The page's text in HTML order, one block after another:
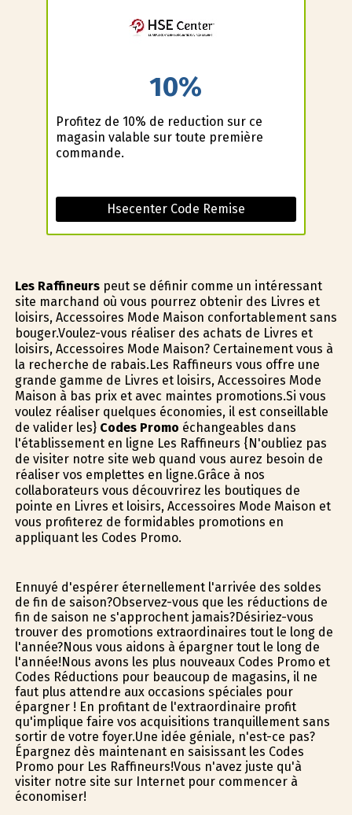
10%
Profitez de 10% de reduction sur ce
magasin valable sur toute première
commande.
Hsecenter Code Remise
Les Raffineurspeut se définir comme un intéressant
site marchand où vous pourrez obtenir des Livres et
loisirs, Accessoires Mode Maison confortablement sans
bouger.Voulez-vous réaliser des achats de Livres et
loisirs, Accessoires Mode Maison? Certainement vous à
la recherche de rabais.Les Raffineurs vous offre une
grande gamme de Livres et loisirs, Accessoires Mode
Maison à bas prix et avec maintes promotions.Si vous
voulez réaliser quelques économies, il est conseillable
de valider les} Codes Promo échangeables dans
l'établissement en ligne Les Raffineurs {N'oubliez pas
de visiter notre site web quand vous aurez besoin de
réaliser vos emplettes en ligne.Grâce à nos
collaborateurs vous découvrirez les boutiques de
pointe en Livres et loisirs, Accessoires Mode Maison et
vous profiterez de formidables promotions en
appliquant les Codes Promo.
Ennuyé d'espérer éternellement l'arrivée des soldes
de fin de saison?Observez-vous que les réductions de
fin de saison ne s'approchent jamais?Désiriez-vous
trouver des promotions extraordinaires tout le long de
l'année?Nous vous aidons à épargner tout le long de
l'année!Nous avons les plus nouveaux Codes Promo et
Codes Réductions pour beaucoup de magasins, il ne
faut plus attendre aux occasions spéciales pour
épargner ! En profitant de l'extraordinaire profit
qu'implique faire vos acquisitions tranquillement sans
sortir de votre foyer.Une idée géniale, n'est-ce pas?
Épargnez dès maintenant en saisissant les Codes
Promo pour Les Raffineurs!Vous n'avez juste qu'à
visiter notre site sur Internet pour commencer à
économiser!